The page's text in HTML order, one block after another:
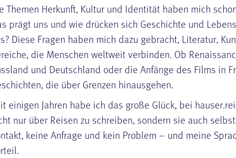
Themen Herkunft, Kultur und Identität haben mich
prägt uns und wie drücken sich Geschichte und
Diese Fragen haben mich dazu gebracht, Literatur,
die Menschen weltweit verbinden. Ob
und Deutschland oder die Anfänge des Films in
die über Grenzen hinausgehen.
einigen Jahren habe ich das große Glück, bei
nur über Reisen zu schreiben, sondern sie auch
keine Anfrage und kein Problem – und meine